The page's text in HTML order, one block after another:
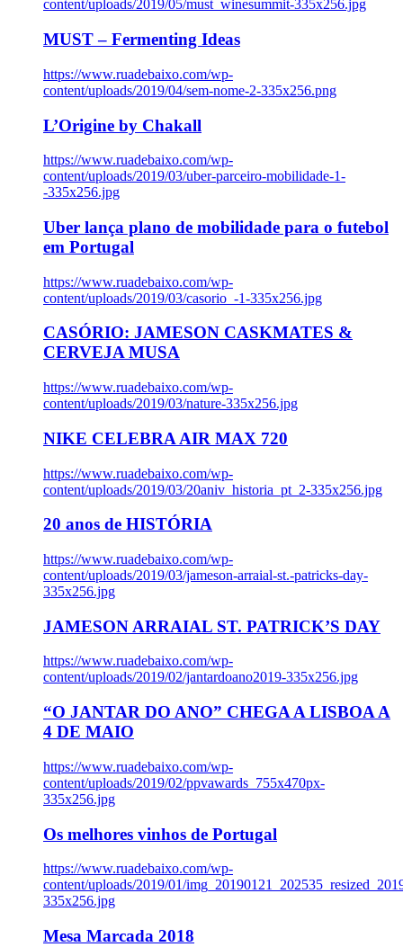
content/uploads/2019/05/must_winesummit-335x256.jpg
MUST – Fermenting Ideas
https://www.ruadebaixo.com/wp-
content/uploads/2019/04/sem-nome-2-335x256.png
L’Origine by Chakall
https://www.ruadebaixo.com/wp-
content/uploads/2019/03/uber-parceiro-mobilidade-1-
-335x256.jpg
Uber lança plano de mobilidade para o futebol
em Portugal
https://www.ruadebaixo.com/wp-
content/uploads/2019/03/casorio_-1-335x256.jpg
CASÓRIO: JAMESON CASKMATES &
CERVEJA MUSA
https://www.ruadebaixo.com/wp-
content/uploads/2019/03/nature-335x256.jpg
NIKE CELEBRA AIR MAX 720
https://www.ruadebaixo.com/wp-
content/uploads/2019/03/20aniv_historia_pt_2-335x256.jpg
20 anos de HISTÓRIA
https://www.ruadebaixo.com/wp-
content/uploads/2019/03/jameson-arraial-st.-patricks-day-
335x256.jpg
JAMESON ARRAIAL ST. PATRICK’S DAY
https://www.ruadebaixo.com/wp-
content/uploads/2019/02/jantardoano2019-335x256.jpg
“O JANTAR DO ANO” CHEGA A LISBOA A
4 DE MAIO
https://www.ruadebaixo.com/wp-
content/uploads/2019/02/ppvawards_755x470px-
335x256.jpg
Os melhores vinhos de Portugal
https://www.ruadebaixo.com/wp-
content/uploads/2019/01/
335x256.jpg
Mesa Marcada 2018